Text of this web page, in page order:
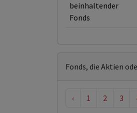
beinhaltender
Fonds
Fonds, die Aktien
‹ 1 2 3